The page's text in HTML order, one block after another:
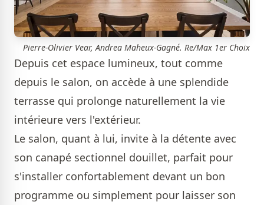
Pierre-Olivier Vear, Andrea Maheux-Gagné. Re/Max 1er Choix
Depuis cet espace lumineux, tout comme
depuis le salon, on accède à une splendide
terrasse qui prolonge naturellement la vie
intérieure vers l'extérieur.
Le salon, quant à lui, invite à la détente avec
son canapé sectionnel douillet, parfait pour
s'installer confortablement devant un bon
programme ou simplement pour laisser son